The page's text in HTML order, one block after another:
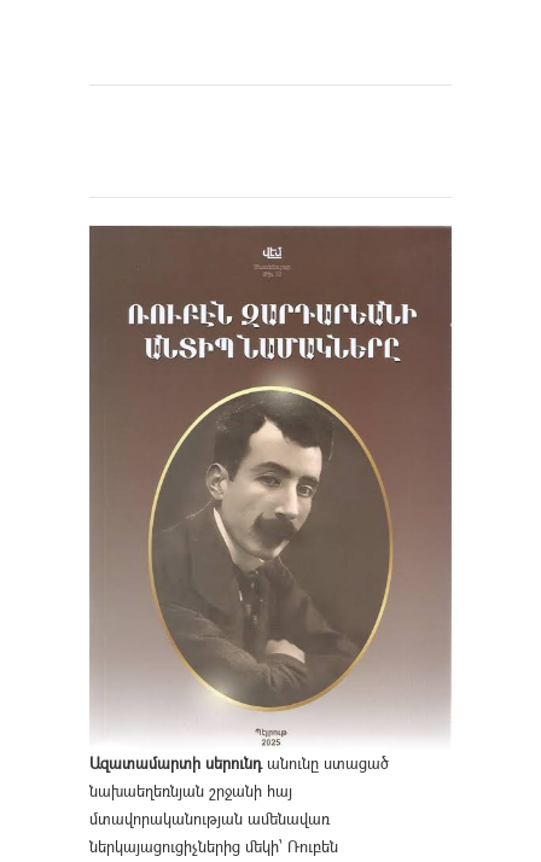
Ազատամարտի սերունդանունը ստացած
նախաեղեռնյան շրջանի հայ
մտավորականության ամենավառ
ներկայացուցիչներից մեկի՝ Ռուբեն